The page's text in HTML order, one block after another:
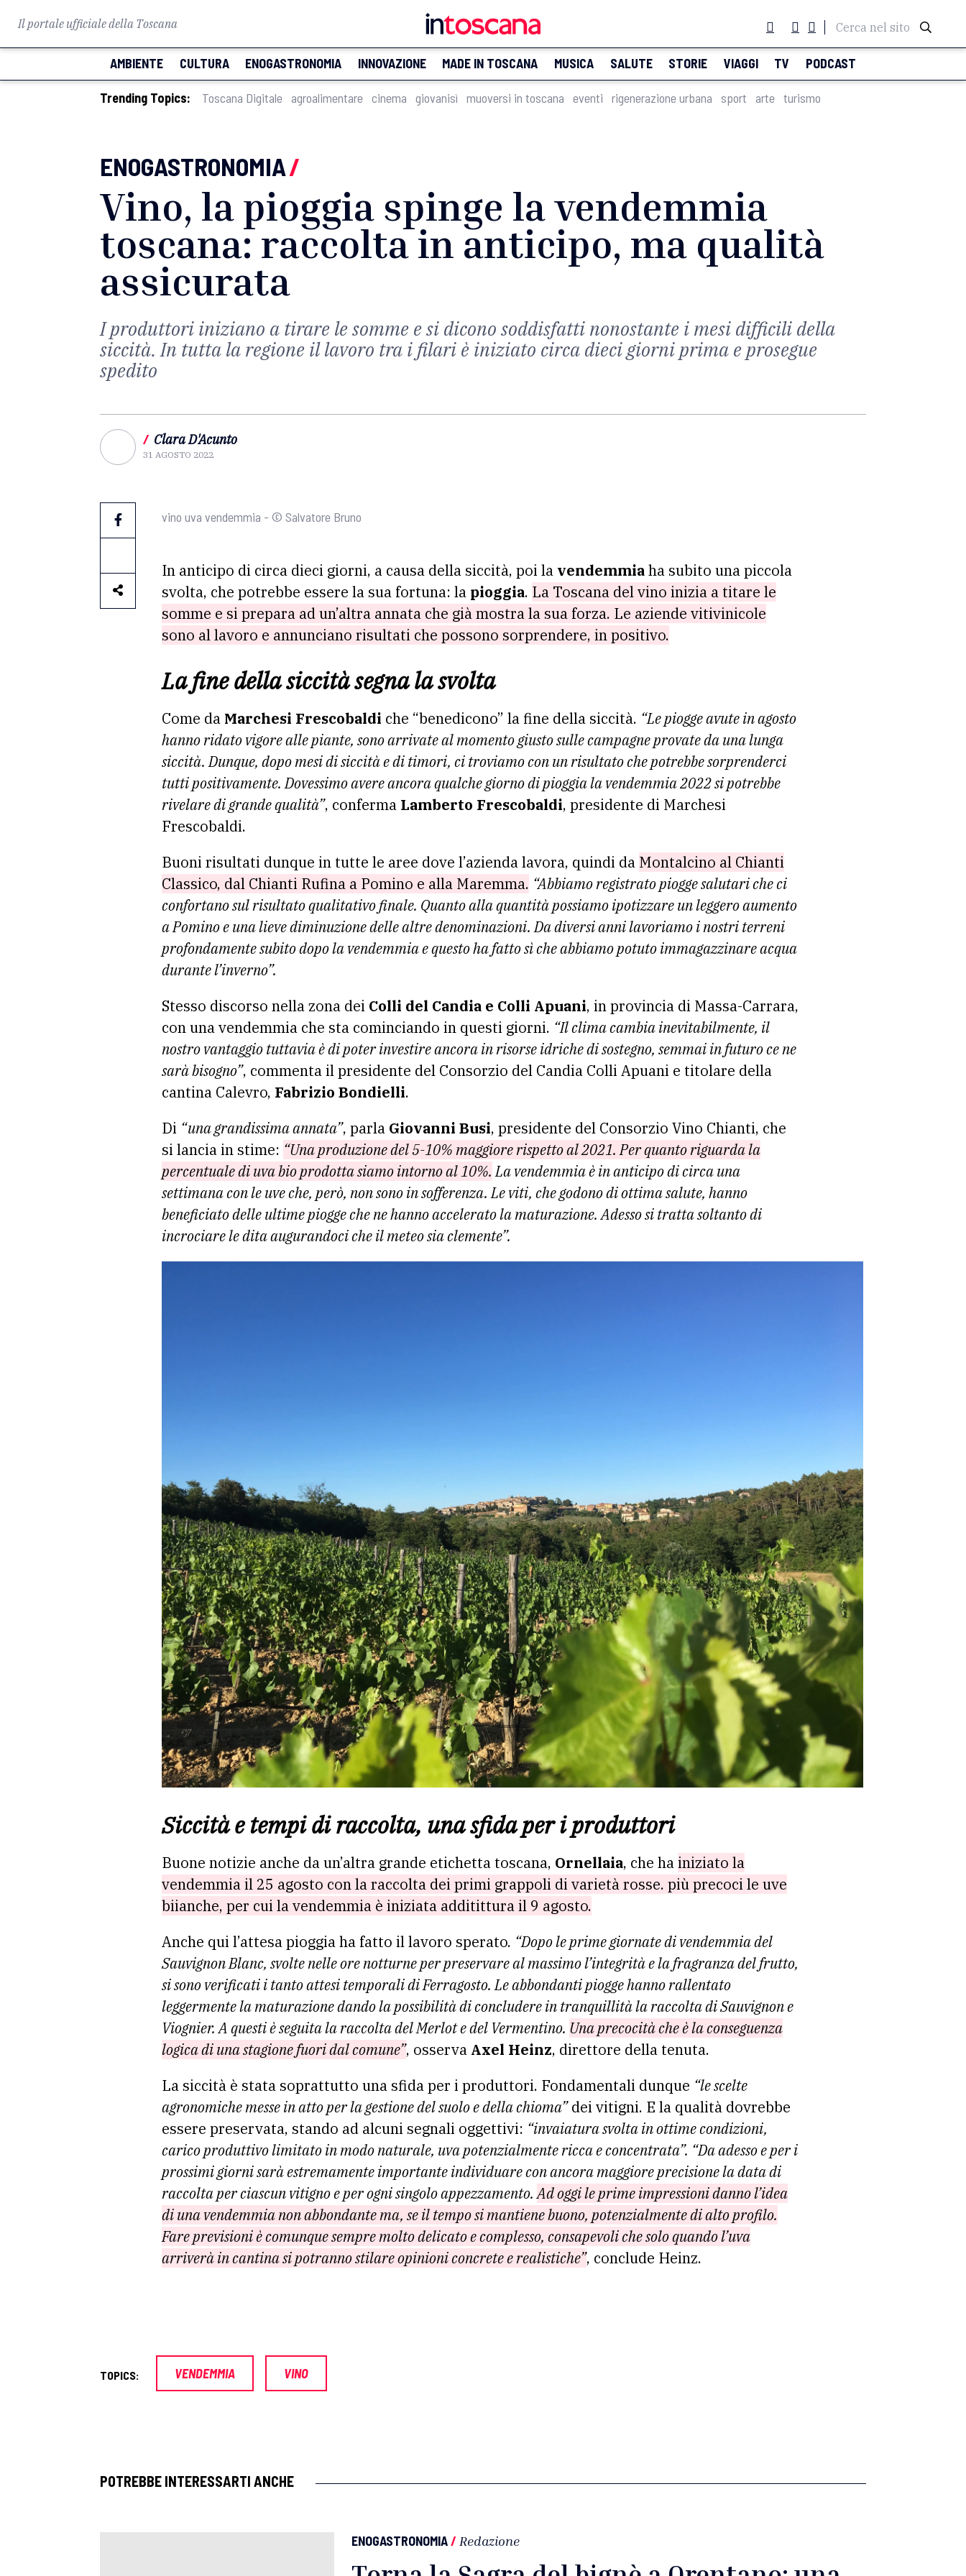
Il portale ufficiale della Toscana Cerca nel sito
AMBIENTE CULTURA ENOGASTRONOMIA INNOVAZIONE MADE IN TOSCANA MUSICA SALUTE STORIE VIAGGI TV PODCAST
Trending Topics: Toscana Digitale agroalimentare cinema giovanisì muoversi in toscana eventi rigenerazione urbana sport arte turismo
ENOGASTRONOMIA/
Vino, la pioggia spinge la vendemmia
toscana: raccolta in anticipo, ma qualità
assicurata
I produttori iniziano a tirare le somme e si dicono soddisfatti nonostante i mesi difficili della
siccità. In tutta la regione il lavoro tra i filari è iniziato circa dieci giorni prima e prosegue
spedito
/ Clara D'Acunto
31 AGOSTO 2022
vino uva vendemmia - © Salvatore Bruno
In anticipo di circa dieci giorni, a causa della siccità, poi la vendemmiaha subito una piccola
svolta, che potrebbe essere la sua fortuna: la pioggia. La Toscana del vino inizia a titare le
somme e si prepara ad un’altra annata che già mostra la sua forza. Le aziende vitivinicole
sono al lavoro e annunciano risultati che possono sorprendere, in positivo.
La fine della siccità segna la svolta
Come da Marchesi Frescobaldi che “benedicono” la fine della siccità. “Le piogge avute in agosto
hanno ridato vigore alle piante, sono arrivate al momento giusto sulle campagne provate da una lunga
siccità. Dunque, dopo mesi di siccità e di timori, ci troviamo con un risultato che potrebbe sorprenderci
tutti positivamente. Dovessimo avere ancora qualche giorno di pioggia la vendemmia 2022 si potrebbe
rivelare di grande qualità”, conferma Lamberto Frescobaldi, presidente di Marchesi
Frescobaldi.
Buoni risultati dunque in tutte le aree dove l’azienda lavora, quindi da Montalcino al Chianti
Classico, dal Chianti Rufina a Pomino e alla Maremma. “Abbiamo registrato piogge salutari che ci
confortano sul risultato qualitativo finale. Quanto alla quantità possiamo ipotizzare un leggero aumento
a Pomino e una lieve diminuzione delle altre denominazioni. Da diversi anni lavoriamo i nostri terreni
profondamente subito dopo la vendemmia e questo ha fatto sì che abbiamo potuto immagazzinare acqua
durante l’inverno”.
Stesso discorso nella zona dei Colli del Candia e Colli Apuani, in provincia di Massa-Carrara,
con una vendemmia che sta cominciando in questi giorni. “Il clima cambia inevitabilmente, il
nostro vantaggio tuttavia è di poter investire ancora in risorse idriche di sostegno, semmai in futuro ce ne
sarà bisogno”, commenta il presidente del Consorzio del Candia Colli Apuani e titolare della
cantina Calevro, Fabrizio Bondielli.
Di “una grandissima annata”, parla Giovanni Busi, presidente del Consorzio Vino Chianti, che
si lancia in stime: “Una produzione del 5-10% maggiore rispetto al 2021. Per quanto riguarda la
percentuale di uva bio prodotta siamo intorno al 10%.La vendemmia è in anticipo di circa una
settimana con le uve che, però, non sono in sofferenza. Le viti, che godono di ottima salute, hanno
beneficiato delle ultime piogge che ne hanno accelerato la maturazione. Adesso si tratta soltanto di
incrociare le dita augurandoci che il meteo sia clemente”.
Siccità e tempi di raccolta, una sfida per i produttori
Buone notizie anche da un’altra grande etichetta toscana, Ornellaia, che hainiziato la
vendemmia il 25 agosto con la raccolta dei primi grappoli di varietà rosse. più precoci le uve
biianche, per cui la vendemmia è iniziata additittura il 9 agosto.
Anche qui l’attesa pioggia ha fatto il lavoro sperato. “Dopo le prime giornate di vendemmia del
Sauvignon Blanc, svolte nelle ore notturne per preservare al massimo l’integrità e la fragranza del frutto,
si sono verificati i tanto attesi temporali di Ferragosto. Le abbondanti piogge hanno rallentato
leggermente la maturazione dando la possibilità di concludere in tranquillità la raccolta di Sauvignon e
Viognier. A questi è seguita la raccolta del Merlot e del Vermentino. Una precocità che è la conseguenza
logica di una stagione fuori dal comune”, osserva Axel Heinz, direttore della tenuta.
La siccità è stata soprattutto una sfida per i produttori. Fondamentali dunque “le scelte
agronomiche messe in atto per la gestione del suolo e della chioma”dei vitigni. E la qualità dovrebbe
essere preservata, stando ad alcuni segnali oggettivi: “invaiatura svolta in ottime condizioni,
carico produttivo limitato in modo naturale, uva potenzialmente ricca e concentrata”. “Da adesso e per i
prossimi giorni sarà estremamente importante individuare con ancora maggiore precisione la data di
raccolta per ciascun vitigno e per ogni singolo appezzamento.Ad oggi le prime impressioni danno l’idea
di una vendemmia non abbondante ma, se il tempo si mantiene buono, potenzialmente di alto profilo.
Fare previsioni è comunque sempre molto delicato e complesso, consapevoli che solo quando l’uva
arriverà in cantina si potranno stilare opinioni concrete e realistiche”, conclude Heinz.
TOPICS: VENDEMMIA VINO
POTREBBE INTERESSARTI ANCHE
ENOGASTRONOMIA/ Redazione